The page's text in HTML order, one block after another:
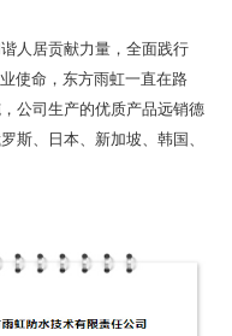
人居贡献力量，全面践行
使命，东方雨虹一直在路
公司生产的优质产品远销德
斯、日本、新加坡、韩国、